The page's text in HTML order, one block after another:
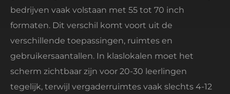
bedrijven vaak volstaan met 55 tot 70 inch
formaten. Dit verschil komt voort uit de
verschillende toepassingen, ruimtes en
gebruikersaantallen. In klaslokalen moet het
scherm zichtbaar zijn voor 20-30 leerlingen
tegelijk, terwijl vergaderruimtes vaak slechts 4-12